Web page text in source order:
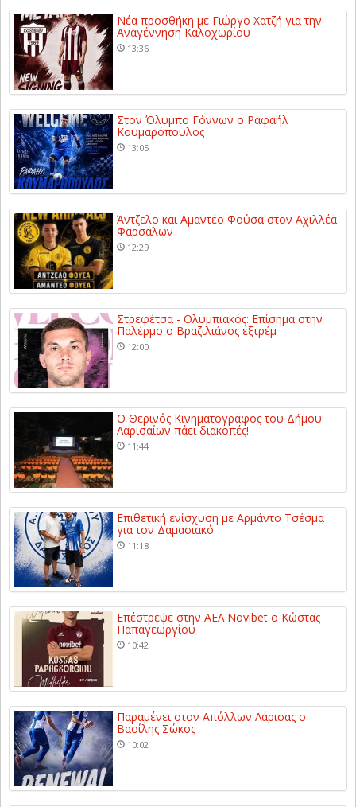
Νέα προσθήκη με Γιώργο Χατζή για την
Αναγέννηση Καλοχωρίου
13:36
Στον Όλυμπο Γόννων ο Ραφαήλ
Κουμαρόπουλος
13:05
Άντζελο και Αμαντέο Φούσα στον Αχιλλέα
Φαρσάλων
12:29
Στρεφέτσα - Ολυμπιακός: Επίσημα στην
Παλέρμο ο Βραζιλιάνος εξτρέμ
12:00
Ο Θερινός Κινηματογράφος του Δήμου
Λαρισαίων πάει διακοπές!
11:44
Επιθετική ενίσχυση με Αρμάντο Τσέσμα
για τον Δαμασιακό
11:18
Επέστρεψε στην ΑΕΛ Novibet ο Κώστας
Παπαγεωργίου
10:42
Παραμένει στον Απόλλων Λάρισας ο
Βασίλης Σώκος
10:02